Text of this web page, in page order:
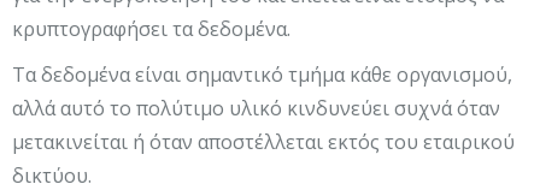
κρυπτογραφήσει τα δεδομένα.
Τα δεδομένα είναι σημαντικό τμήμα κάθε οργανισμού,
αλλά αυτό το πολύτιμο υλικό κινδυνεύει συχνά όταν
μετακινείται ή όταν αποστέλλεται εκτός του εταιρικού
δικτύου.